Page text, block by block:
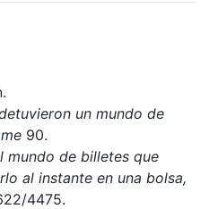
un mundo de
90.
mundo de billetes que
al instante en una bolsa,
4475.